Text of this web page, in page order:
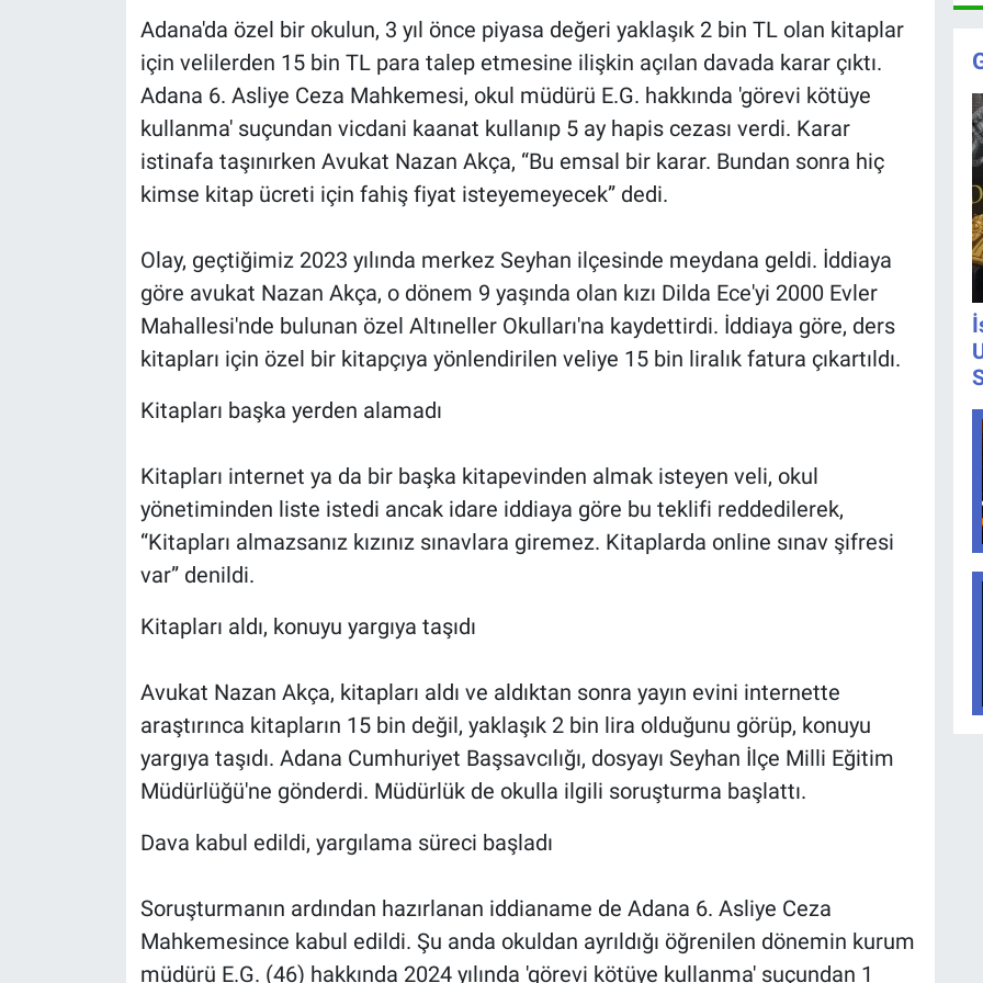
Adana'da özel bir okulun, 3 yıl önce piyasa değeri yaklaşık 2 bin TL olan kitaplar
için velilerden 15 bin TL para talep etmesine ilişkin açılan davada karar çıktı.
Adana 6. Asliye Ceza Mahkemesi, okul müdürü E.G. hakkında 'görevi kötüye
kullanma' suçundan vicdani kaanat kullanıp 5 ay hapis cezası verdi. Karar
istinafa taşınırken Avukat Nazan Akça, “Bu emsal bir karar. Bundan sonra hiç
kimse kitap ücreti için fahiş fiyat isteyemeyecek” dedi.
Olay, geçtiğimiz 2023 yılında merkez Seyhan ilçesinde meydana geldi. İddiaya
göre avukat Nazan Akça, o dönem 9 yaşında olan kızı Dilda Ece'yi 2000 Evler
Mahallesi'nde bulunan özel Altıneller Okulları'na kaydettirdi. İddiaya göre, ders
kitapları için özel bir kitapçıya yönlendirilen veliye 15 bin liralık fatura çıkartıldı.
Kitapları başka yerden alamadı
Kitapları internet ya da bir başka kitapevinden almak isteyen veli, okul
yönetiminden liste istedi ancak idare iddiaya göre bu teklifi reddedilerek,
“Kitapları almazsanız kızınız sınavlara giremez. Kitaplarda online sınav şifresi
var” denildi.
Kitapları aldı, konuyu yargıya taşıdı
Avukat Nazan Akça, kitapları aldı ve aldıktan sonra yayın evini internette
araştırınca kitapların 15 bin değil, yaklaşık 2 bin lira olduğunu görüp, konuyu
yargıya taşıdı. Adana Cumhuriyet Başsavcılığı, dosyayı Seyhan İlçe Milli Eğitim
Müdürlüğü'ne gönderdi. Müdürlük de okulla ilgili soruşturma başlattı.
Dava kabul edildi, yargılama süreci başladı
Soruşturmanın ardından hazırlanan iddianame de Adana 6. Asliye Ceza
Mahkemesince kabul edildi. Şu anda okuldan ayrıldığı öğrenilen dönemin kurum
müdürü E.G. (46) hakkında 2024 yılında 'görevi kötüye kullanma' suçundan 1